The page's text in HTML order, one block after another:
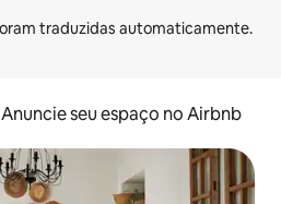
Anuncie seu espaço no Airbnb